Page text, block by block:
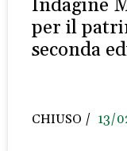
Indagine
per il
seconda
CHIUSO 13/